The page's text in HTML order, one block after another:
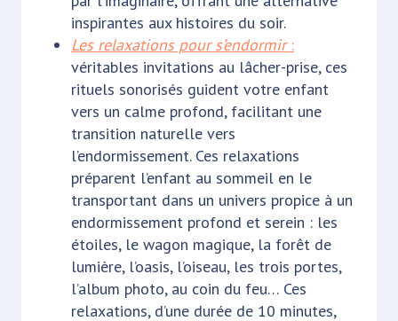
inspirantes aux histoires du soir.
Les relaxations pour s’endormir :
véritables invitations au lâcher-prise, ces
rituels sonorisés guident votre enfant
vers un calme profond, facilitant une
transition naturelle vers
l’endormissement. Ces relaxations
préparent l’enfant au sommeil en le
transportant dans un univers propice à un
endormissement profond et serein : les
étoiles, le wagon magique, la forêt de
lumière, l’oasis, l’oiseau, les trois portes,
l’album photo, au coin du feu… Ces
relaxations, d’une durée de 10 minutes,